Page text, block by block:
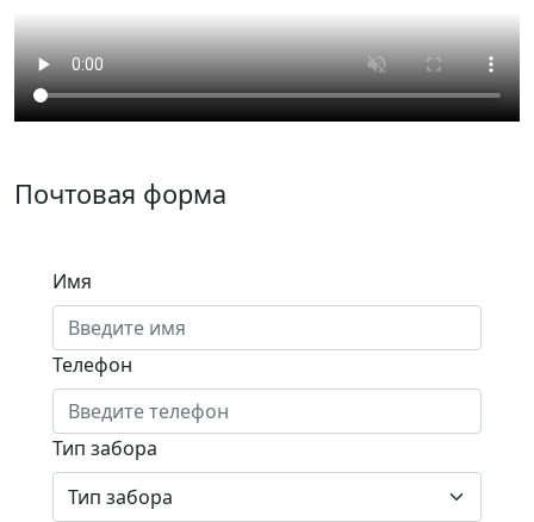
Почтовая форма
Имя
Телефон
Тип забора